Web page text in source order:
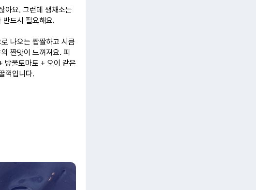
아요. 그런데 생채소는
반드시 필요해요.
나오는 짭짤하고 시큼
짠맛이 느껴져요. 피
방울토마토 + 오이 같은
꺽입니다.